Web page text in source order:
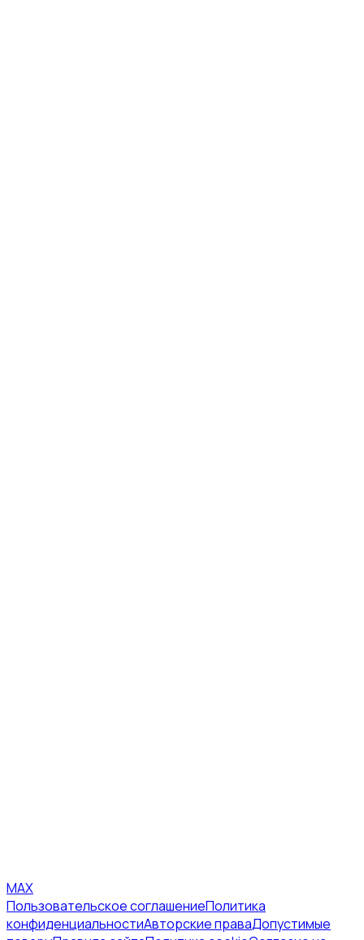
MAX
Пользовательское соглашениеПолитика
конфиденциальностиАвторские праваДопустимые